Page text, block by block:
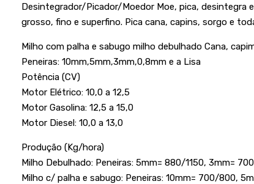
Desintegrador/Picador/Moedor Moe, pica, desintegra
grosso, fino e superfino. Pica cana, capins, sorgo e
Milho com palha e sabugo milho debulhado Cana,
Peneiras: 10mm,5mm,3mm,0,8mm e a Lisa
Potência (CV)
Motor Elétrico: 10,0 a 12,5
Motor Gasolina: 12,5 a 15,0
Motor Diesel: 10,0 a 13,0
Produção (Kg/hora)
Milho Debulhado: Peneiras: 5mm= 880/1150, 3mm=
Milho c/ palha e sabugo: Peneiras: 10mm= 700/800,